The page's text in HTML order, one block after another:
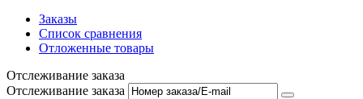
Заказы
Список сравнения
Отложенные товары
Отслеживание заказа
Отслеживание заказа